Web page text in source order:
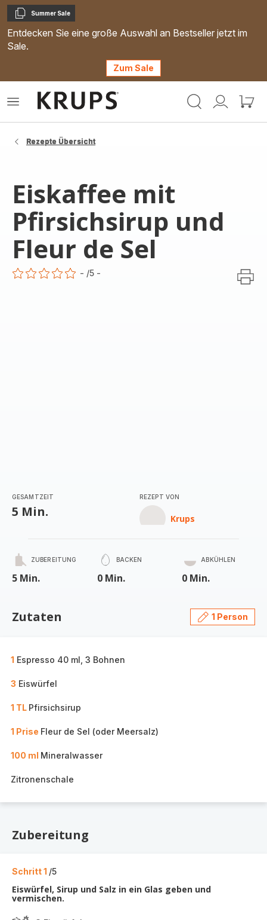
Kopieren
Summer Sale
Entdecken Sie eine große Auswahl an Bestseller jetzt im
Sale.
Zum Sale
Mein
Mein
Das
Rezepte Übersicht
Eiskaffee mit
Pfirsichsirup und
Fleur de Sel
- /5 -
GESAMTZEIT
5 Min.
REZEPT VON
Krups
ZUBEREITUNG
5 Min.
BACKEN
0 Min.
ABKÜHLEN
0 Min.
Zutaten 1 Person
1 Espresso 40 ml, 3 Bohnen
3 Eiswürfel
1 TL Pfirsichsirup
1 Prise Fleur de Sel (oder Meersalz)
100 ml Mineralwasser
Zitronenschale
Zubereitung
Schritt 1 /5
Eiswürfel, Sirup und Salz in ein Glas geben und
vermischen.